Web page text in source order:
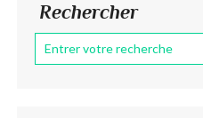
Rechercher